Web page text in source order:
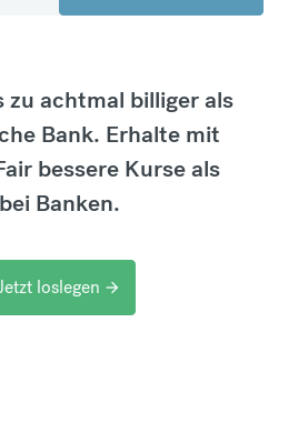
zu achtmal billiger als
Bank. Erhalte mit
bessere Kurse als
bei Banken.
loslegen arrow_forward